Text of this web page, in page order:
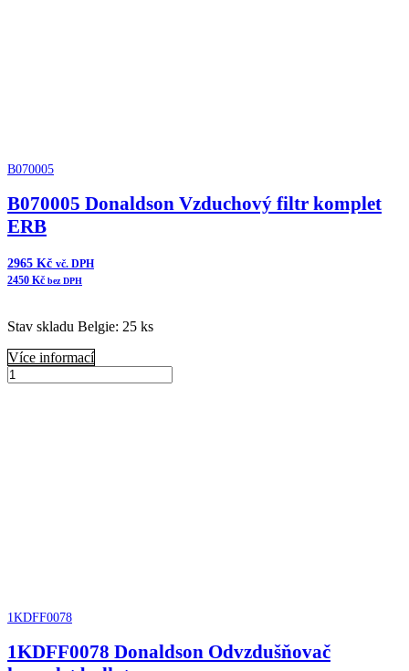
B070005
B070005 Donaldson Vzduchový filtr komplet
ERB
2965 Kč vč. DPH
2450 Kč bez DPH
Stav skladu Belgie: 25 ks
Více informací
B070005
1KDFF0078
1KDFF0078 Donaldson Odvzdušňovač